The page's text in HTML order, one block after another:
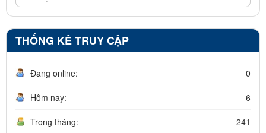
THỐNG KÊ TRUY CẬP
Đang online: 0
Hôm nay: 6
Trong tháng: 241